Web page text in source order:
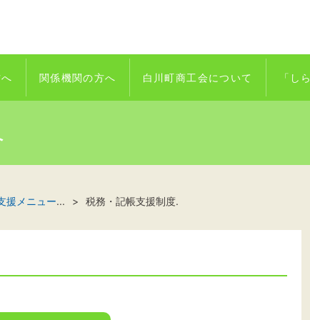
関係機関の方へ 白川町商工会について 「し
援メニュー... 税務・記帳支援制度.